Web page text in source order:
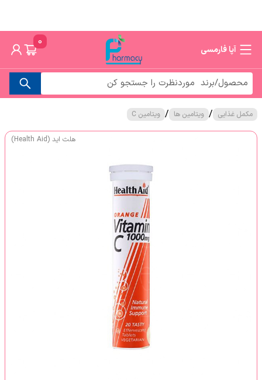
آپا فارمسی
0
مکمل غذایی / ویتامین ها / ویتامین C
هلث اید (Health Aid)